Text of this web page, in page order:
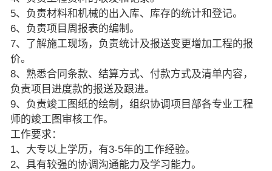
5、负责材料和机械的出入库、库存的统计和登记。
6、负责项目周报表的编制。
7、了解施工现场，负责统计及报送变更增加工程的报
价。
8、熟悉合同条款、结算方式、付款方式及清单内容，
负责项目进度款的报送及跟进。
9、负责竣工图纸的绘制，组织协调项目部各专业工程
师的竣工图审核工作。
工作要求：
1、大专以上学历，有3-5年的工作经验。
2、具有较强的协调沟通能力及学习能力。